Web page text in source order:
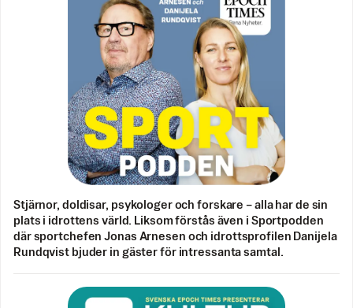
Stjärnor, doldisar, psykologer och forskare – alla har de sin
plats i idrottens värld. Liksom förstås även i Sportpodden
där sportchefen Jonas Arnesen och idrottsprofilen Danijela
Rundqvist bjuder in gäster för intressanta samtal.